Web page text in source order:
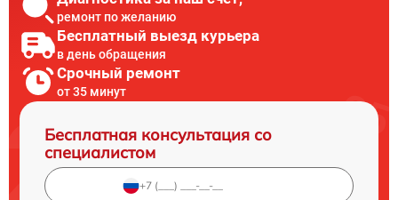
ремонт по желанию
Бесплатный выезд курьера
в день обращения
Срочный ремонт
от 35 минут
Бесплатная консультация со
специалистом